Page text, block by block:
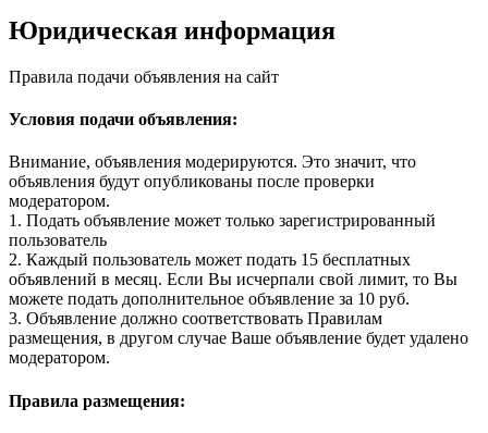
Юридическая информация
Правила подачи объявления на сайт
Условия подачи объявления:
Внимание, объявления модерируются. Это значит, что
объявления будут опубликованы после проверки
модератором.
1. Подать объявление может только зарегистрированный
пользователь
2. Каждый пользователь может подать 15 бесплатных
объявлений в месяц. Если Вы исчерпали свой лимит, то Вы
можете подать дополнительное объявление за 10 руб.
3. Объявление должно соответствовать Правилам
размещения, в другом случае Ваше объявление будет удалено
модератором.
Правила размещения: